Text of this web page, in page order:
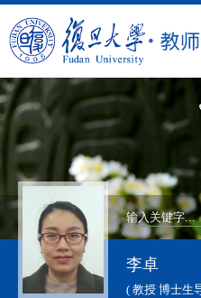
李卓
( 教授 博士生